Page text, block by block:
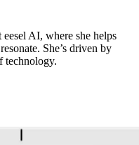
AI, where she helps
She’s driven by
technology.